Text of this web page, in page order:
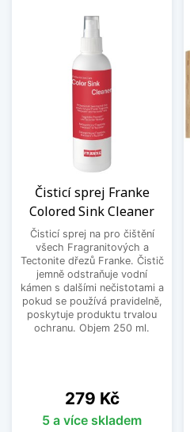
Čisticí sprej Franke
Colored Sink Cleaner
Čisticí sprej na pro čištění
všech Fragranitových a
Tectonite dřezů Franke. Čistič
jemně odstraňuje vodní
kámen s dalšími nečistotami a
pokud se používá pravidelně,
poskytuje produktu trvalou
ochranu. Objem 250 ml.
Cena
279 Kč
5 a více skladem